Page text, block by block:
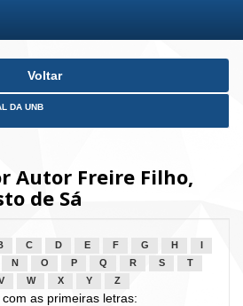
Voltar
DA UNB
Autor Freire Filho,
de Sá
C D E F G H
N O P Q R S
T
W X Y Z
as primeiras letras: